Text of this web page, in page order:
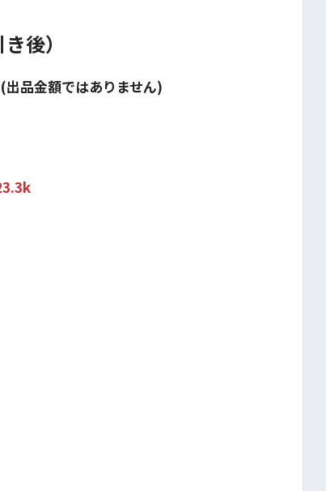
後）
品金額ではありません)